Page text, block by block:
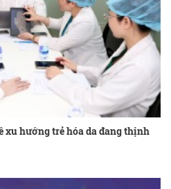
xu hướng trẻ hóa da đang thịnh